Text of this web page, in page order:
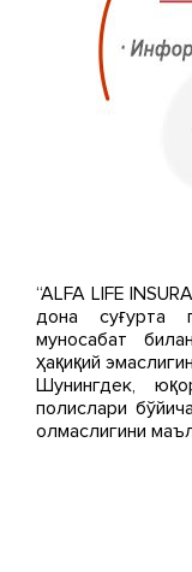
“ALFA LIFE
дона суғурта
муносабат
ҳақиқий
Шунингдек,
полислари
олмаслигини